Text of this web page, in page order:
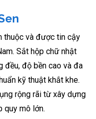
thuộc và được tin cậy
Sắt hộp chữ nhật
đều, độ bền cao và đa
kỹ thuật khắt khe.
rộng rãi từ xây dựng
quy mô lớn.